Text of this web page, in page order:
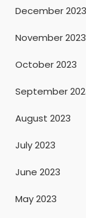
December 2023
November 2023
October 2023
September
August 2023
July 2023
June 2023
May 2023